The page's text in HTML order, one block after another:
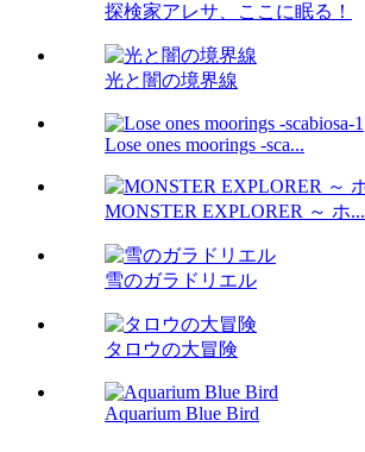
探検家アレサ、ここに眠る！
光と闇の境界線
Lose ones moorings -sca...
MONSTER EXPLORER ～ ホ...
雪のガラドリエル
タロウの大冒険
Aquarium Blue Bird